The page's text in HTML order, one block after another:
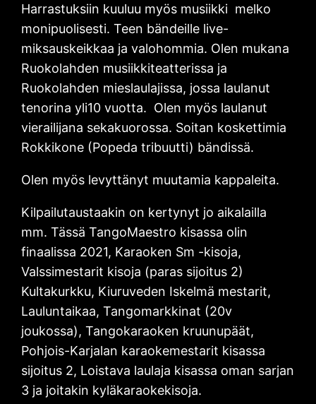
Harrastuksiin kuuluu myös musiikki melko
monipuolisesti. Teen bändeille live-
miksauskeikkaa ja valohommia. Olen mukana
Ruokolahden musiikkiteatterissa ja
Ruokolahden mieslaulajissa, jossa laulanut
tenorina yli10 vuotta. Olen myös laulanut
vierailijana sekakuorossa. Soitan koskettimia
Rokkikone (Popeda tribuutti) bändissä.
Olen myös levyttänyt muutamia kappaleita.
Kilpailutaustaakin on kertynyt jo aikalailla
mm. Tässä TangoMaestro kisassa olin
finaalissa 2021, Karaoken Sm -kisoja,
Valssimestarit kisoja (paras sijoitus 2)
Kultakurkku, Kiuruveden Iskelmä mestarit,
Lauluntaikaa, Tangomarkkinat (20v
joukossa), Tangokaraoken kruunupäät,
Pohjois-Karjalan karaokemestarit kisassa
sijoitus 2, Loistava laulaja kisassa oman sarjan
3 ja joitakin kyläkaraokekisoja.